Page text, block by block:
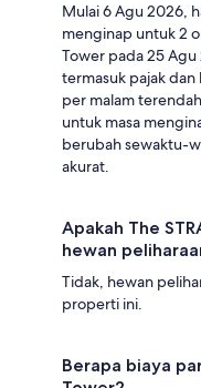
Mulai 6 Agu 2026,
menginap untuk 2
Tower pada 25
termasuk pajak dan
per malam
untuk masa
berubah sewaktu-
akurat.
Apakah The
hewan
Tidak, hewan
properti ini.
Berapa biaya